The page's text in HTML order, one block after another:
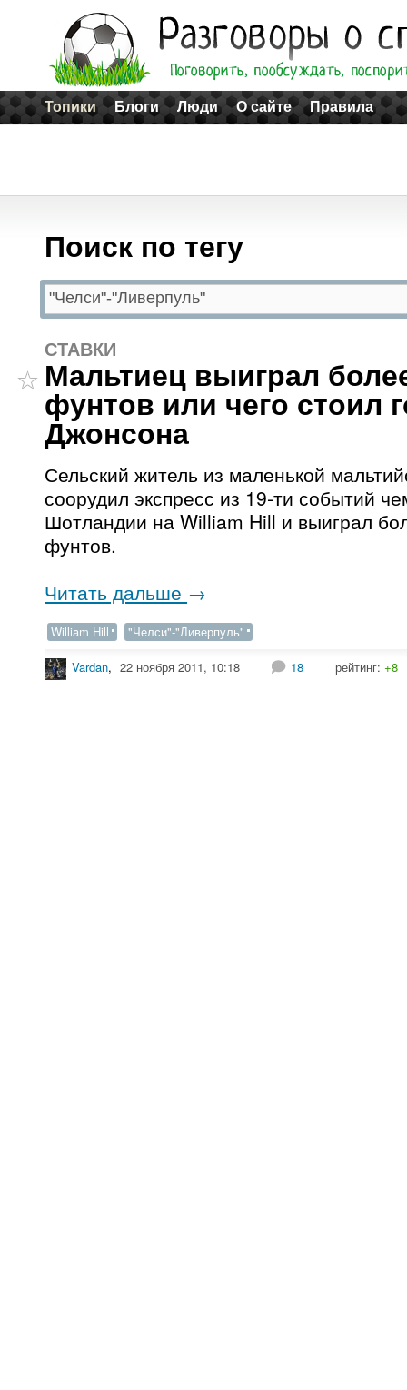
Топики Блоги Люди О сайте Правила
Поиск по тегу
СТАВКИ
Мальтиец выиграл
фунтов или чего стоил
Джонсона
Сельский житель из маленькой
соорудил экспресс из 19-ти событий
Шотландии на William Hill и выиграл
фунтов.
Читать дальше →
William Hill "Челси"-"Ливерпуль"
Vardan, 22 ноября 2011, 10:18 18 рейтинг: +8